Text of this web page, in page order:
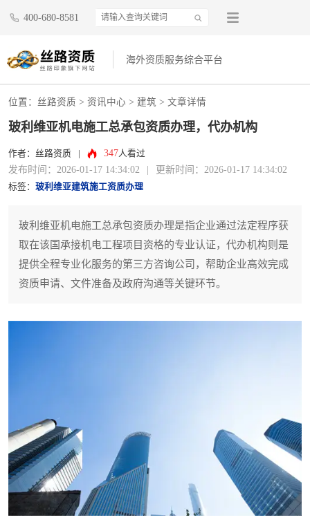
400-680-8581
海外资质服务综合平台
位置： 丝路资质 > 资讯中心 > 建筑 > 文章详情
玻利维亚机电施工总承包资质办理，代办机构
作者：丝路资质 347人看过
发布时间：2026-01-17 14:34:02 更新时间：2026-01-17 14:34:02
标签： 玻利维亚建筑施工资质办理
玻利维亚机电施工总承包资质办理是指企业通过法定程序获
取在该国承接机电工程项目资格的专业认证，代办机构则是
提供全程专业化服务的第三方咨询公司，帮助企业高效完成
资质申请、文件准备及政府沟通等关键环节。